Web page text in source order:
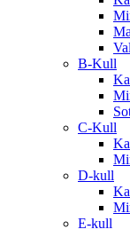
B-Kull
C-Kull
D-kull
E-kull